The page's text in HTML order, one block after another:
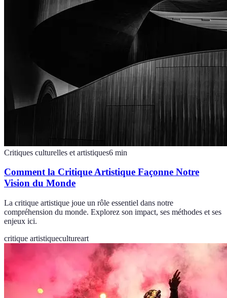
Critiques culturelles et artistiques6 min
Comment la Critique Artistique Façonne Notre
Vision du Monde
La critique artistique joue un rôle essentiel dans notre
compréhension du monde. Explorez son impact, ses méthodes et ses
enjeux ici.
critique artistiquecultureart